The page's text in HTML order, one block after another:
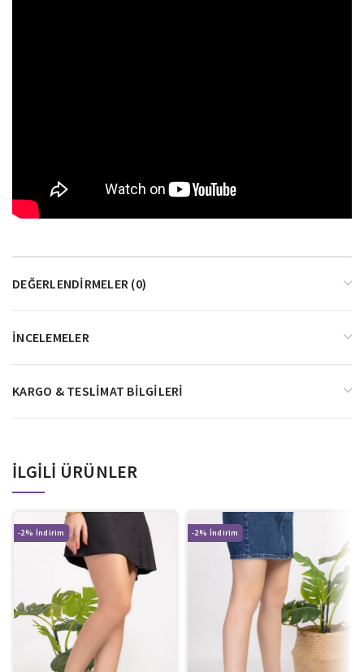
DEĞERLENDIRMELER (0)
İNCELEMELER
KARGO & TESLIMAT BILGILERI
İLGILI ÜRÜNLER
-2% -2%